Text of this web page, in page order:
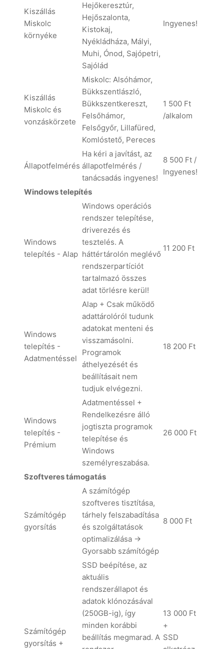
Kiszállás
Miskolc
környéke
Hejőkeresztúr,
Hejőszalonta,
Kistokaj,
Nyékládháza, Mályi,
Muhi, Ónod, Sajópetri,
Sajólád
Ingyenes!
Kiszállás
Miskolc és
vonzáskörzete
Miskolc: Alsóhámor,
Bükkszentlászló,
Bükkszentkereszt,
Felsőhámor,
Felsőgyőr, Lillafüred,
Komlóstető, Pereces
1 500 Ft
/alkalom
Állapotfelmérés
Ha kéri a javítást, az
állapotfelmérés /
tanácsadás ingyenes!
8 500 Ft /
Ingyenes!
Windows telepítés
Windows
telepítés - Alap
Windows operációs
rendszer telepítése,
driverezés és
tesztelés. A
háttértárolón meglévő
rendszerpartíciót
tartalmazó összes
adat törlésre kerül!
11 200 Ft
Windows
telepítés -
Adatmentéssel
Alap + Csak működő
adattárolóról tudunk
adatokat menteni és
visszamásolni.
Programok
áthelyezését és
beállításait nem
tudjuk elvégezni.
18 200 Ft
Windows
telepítés -
Prémium
Adatmentéssel +
Rendelkezésre álló
jogtiszta programok
telepítése és
Windows
személyreszabása.
26 000 Ft
Szoftveres támogatás
Számítógép
gyorsítás
A számítógép
szoftveres tisztítása,
tárhely felszabadítása
és szolgáltatások
optimalizálása ->
Gyorsabb számítógép
8 000 Ft
Számítógép
gyorsítás +
SSD beépítése, az
aktuális
rendszerállapot és
adatok klónozásával
(250GB-ig), így
minden korábbi
beállítás megmarad. A
13 000 Ft
+
SSD